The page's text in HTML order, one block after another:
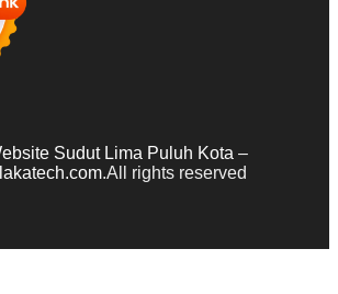
Sudut Lima Puluh Kota –
.All rights reserved